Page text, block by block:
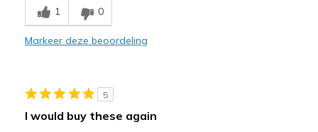
Durable
Sizing
Feels true to size
View On Shoes
Shoes are for Wearing
1 0
Markeer deze beoordeling
5
I would buy these again